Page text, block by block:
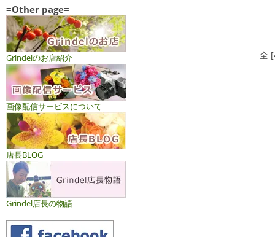
全
=Other page=
Grindelのお店紹介
画像配信サービスについて
店長BLOG
Grindel店長の物語